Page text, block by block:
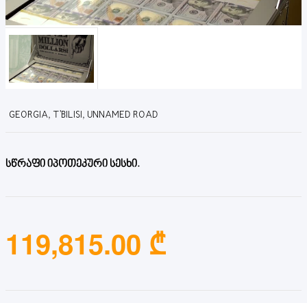
GEORGIA, T'BILISI, UNNAMED ROAD
სწრაფი იპოთეკური სესხი.
119,815.00 ₾